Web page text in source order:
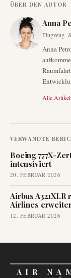
ÜBER DEN AUTOR
Anna
Flugzeug-
Anna
Alle
VERWANDTE
Boeing 777X-
intensiviert
20. FEBRUAR 2026
Airbus
Airlines
12. FEBRUAR 2026
AIR